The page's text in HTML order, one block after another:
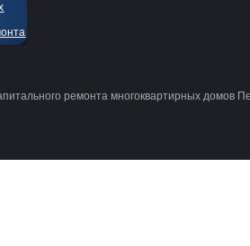
ремонта многоквартирных домов